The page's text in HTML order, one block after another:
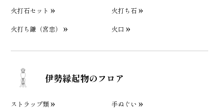
火打石セット
火打ち石
火打ち鎌（宮忠）
火口
伊勢縁起物のフロア
ストラップ類
手ぬぐい